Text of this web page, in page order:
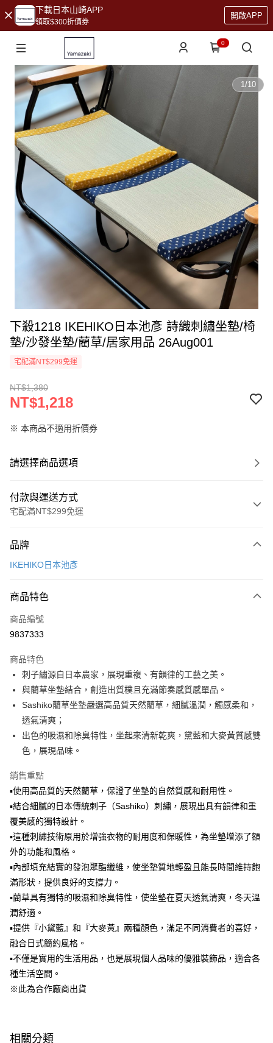
下載日本山崎APP
領取$300折價券
開啟APP
0
1/10
下殺1218 IKEHIKO日本池彥 詩織刺繡坐墊/椅
墊/沙發坐墊/藺草/居家用品 26Aug001
宅配滿NT$299免運
NT$1,380
NT$1,218
※ 本商品不適用折價券
請選擇商品選項
付款與運送方式
宅配滿NT$299免運
信用卡一次付款
Apple Pay
悠遊付
全盈+PAY
大哥付你分期
相關說明
【大哥付你分期使用說明】
1.本服務由台灣大哥大提供，台灣大哥大用戶可立即使用無須另外申請。
2.付款方式選擇「大哥付你分期」，訂單成立後會自動跳轉到大哥付的交易
流程，驗證手機門號後，選擇欲分期的期數、繳款截止日，確認付款後即完
3.實際核准額度、可分期數及費用金額請依後續交易確認頁面所載為準。
4.訂單成立30分鐘內，如未前往確認交易或遇審核未通過，訂單將自動取
消。如遇「轉專審核」未通過狀況，表示未達大哥付你分期系統評分，恕無
法說明評估內容。
1.分期款項不併入電信帳單，「大哥付你分期」於每月結算日後寄送繳費提
醒簡訊。
2.透過簡訊連結打開帳單後，可選擇「超商條碼／台灣大直營門市／銀行轉
帳／街口支付／iPASS MONEY」等通路繳費。
【注意事項】
1.本服務係由「台灣大哥大股份有限公司」（以下簡稱本公司）所提供，讓
用戶於交易時，得透過本服務購買商品或服務，並由商店將買賣／分期付款
買賣價金債權讓與本公司後，依約使用本公司帳單繳交帳款。
2.基於同意付款使用「大哥付你分期」之契約關係目的，商店將以您的個人
由本公司與您本人進行分期帳單所需資料之確認、核對及更正。
3.完整用戶服務條款，請詳閱以下連結：https://oppay.tw/userRule
ATM付款
運送方式
宅配【父親節大回饋】限時$299免運
每筆NT$150，滿NT$299(含以上)免運費
品牌
IKEHIKO日本池彥
商品特色
商品編號
9837333
商品特色
刺子繡源自日本農家，展現重複、有韻律的工藝之美。
與藺草坐墊結合，創造出質樸且充滿節奏感質感單品。
Sashiko藺草坐墊嚴選高品質天然藺草，細膩溫潤，觸感柔和，
透氣清爽；
出色的吸濕和除臭特性，坐起來清新乾爽，黛藍和大麥黃質感雙
色，展現品味。
銷售重點
▪使用高品質的天然藺草，保證了坐墊的自然質感和耐用性。
▪結合細膩的日本傳統刺子（Sashiko）刺繡，展現出具有韻律和重
覆美感的獨特設計。
▪這種刺繡技術原用於增強衣物的耐用度和保暖性，為坐墊增添了額
外的功能和風格。
▪內部填充結實的發泡聚酯纖維，使坐墊質地輕盈且能長時間維持飽
滿形狀，提供良好的支撐力。
▪藺草具有獨特的吸濕和除臭特性，使坐墊在夏天透氣清爽，冬天溫
潤舒適。
▪提供『小黛藍』和『大麥黃』兩種顏色，滿足不同消費者的喜好，
融合日式簡約風格。
▪不僅是實用的生活用品，也是展現個人品味的優雅裝飾品，適合各
種生活空間。
※此為合作廠商出貨
相關分類